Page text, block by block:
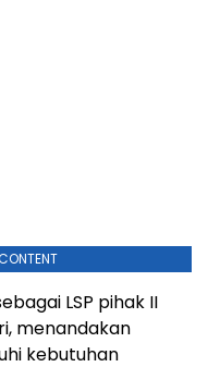
LSP pihak II
menandakan
kebutuhan